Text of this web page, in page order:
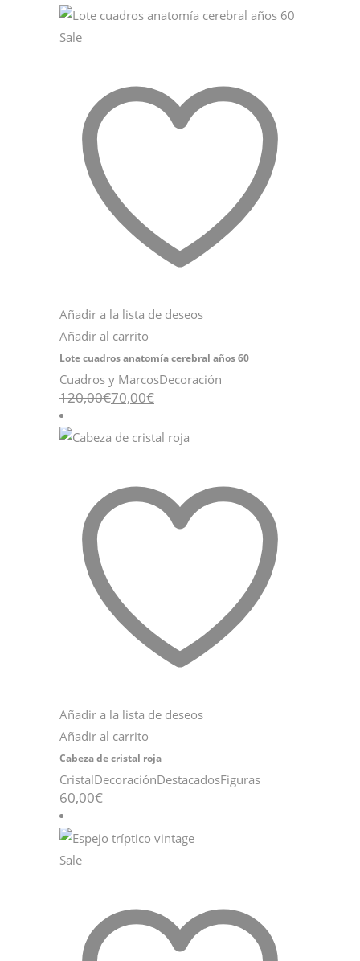
Sale
Añadir a la lista de deseos
Añadir al carrito
Lote cuadros anatomía cerebral años 60
Cuadros y MarcosDecoración
120,00€
El
precio
original
era:
70,00€
El
precio
actual
es:
Añadir a la lista de deseos
Añadir al carrito
Cabeza de cristal roja
CristalDecoraciónDestacadosFiguras
60,00€
Sale